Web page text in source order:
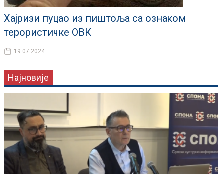
Хајризи пуцао из пиштоља са ознаком
терористичке ОВК
19.07.2024
Најновије